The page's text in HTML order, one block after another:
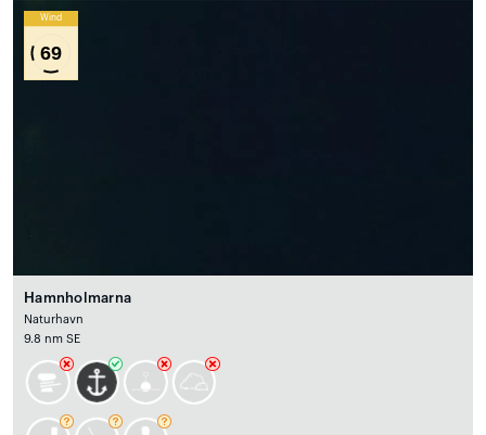
Wind
69
Hamnholmarna
Naturhavn
9.8 nm SE